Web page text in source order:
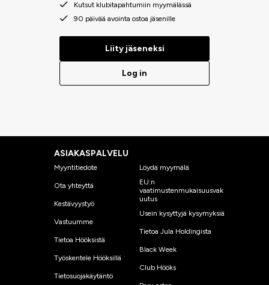
Kutsut klubitapahtumiin myymälässä
90 päivää avointa ostoa jäsenille
Liity jäseneksi
Log in
ASIAKASPALVELU
Myyntitiedote
Ota yhteyttä
Kestävyystyö
Vastuumme
Tietoa Hööksistä
Työskentele Hööksillä
Tietosuojakäytäntö
Löydä myymälä
EU:n
vaatimustenmukaisuusvak
uutus
Usein kysyttyjä kysymyksiä
Tietoa Jula Holdingista
Black Week
Club Hööks